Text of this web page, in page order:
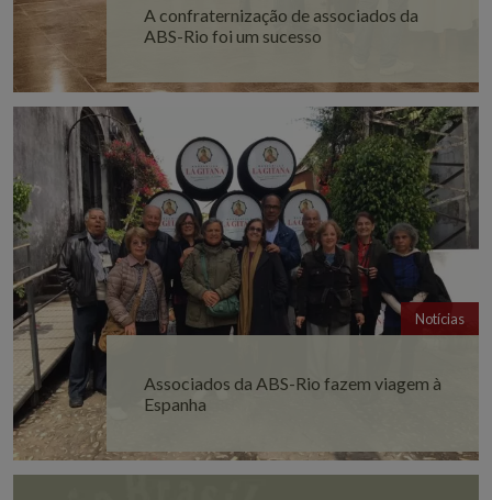
A confraternização de associados da
ABS-Rio foi um sucesso
Notícias
Associados da ABS-Rio fazem viagem à
Espanha